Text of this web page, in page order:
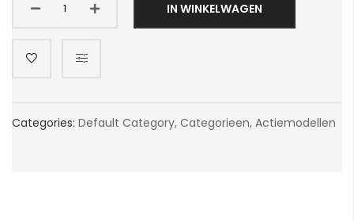
IN WINKELWAGEN
Categories: Default Category, Categorieen, Actiemodellen